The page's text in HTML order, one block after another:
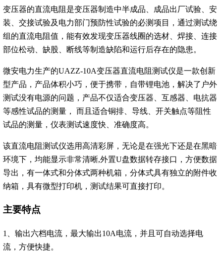
变压器的直流电阻是变压器制造中半成品、成品出厂试验、安
装、交接试验及电力部门预防性试验的必测项目，通过测试绕
组的直流电阻值，能有效发现变压器线圈的选材、焊接、连接
部位松动、缺股、断线等制造缺陷和运行后存在的隐患。
微安电力生产的UAZZ-10A变压器直流电阻测试仪是一款创新
型产品，产品体积小巧，便于携带，自带锂电池，解决了户外
测试没有电源的问题，产品不仅适合变压器、互感器、电抗器
等感性试品的测量， 而且适合铜排、导线、开关触点等阻性
试品的测量，仪表测试速度快、准确度高。
该直流电阻测试仪选用高清彩屏，无论是在强光下还是在黑暗
环境下，均能显示非常清晰,外置U盘数据转存接口，方便数据
导出，有一体式和分体式两种机箱，分体式具有独立的附件收
纳箱，具有微型打印机，测试结果可直接打印。
主要特点
1、输出六档电流，最大输出10A电流，并且可自动选择电
流，方便快捷。